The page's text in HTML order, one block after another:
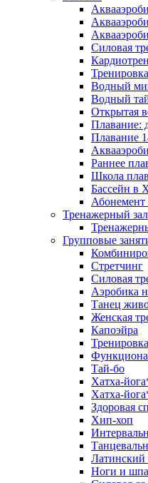
Силовая
Водный
Водный
Открытая
Плавание:
Плавание
Раннее
Школа
Бассейн в
Абонемент
Тренажерный зал
Групповые
Стретчинг
Силовая
Аэробика
Танец
Женская
Капоэйра
Тай-бо
Хатха-
Хатха-
Здоровая
Хип-хоп
Латинский
Ноги и